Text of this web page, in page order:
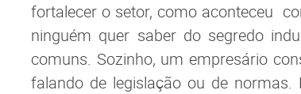
fortalecer o setor, como aconteceu
ninguém quer saber do segredo
comuns. Sozinho, um empresário
falando de legislação ou de